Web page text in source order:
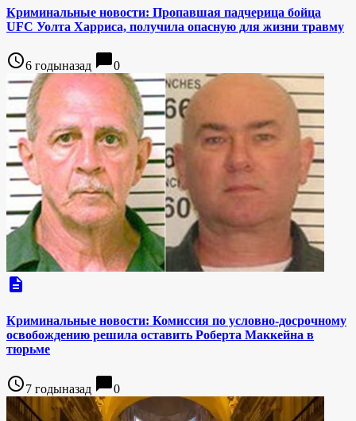
Криминальные новости: Пропавшая падчерица бойца
UFC Уолта Харриса, получила опасную для жизни травму
access_time6 годыназад chat_bubble0
description
Криминальные новости: Комиссия по условно-досрочному
освобождению решила оставить Роберта Маккейна в
тюрьме
access_time7 годыназад chat_bubble0